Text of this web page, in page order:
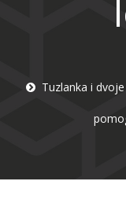
Tuzlanka i